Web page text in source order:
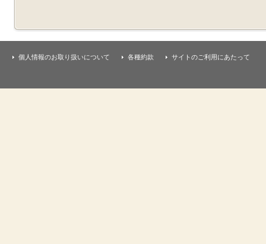
個人情報のお取り扱いについて 各種約款 サイトのご利用にあたって